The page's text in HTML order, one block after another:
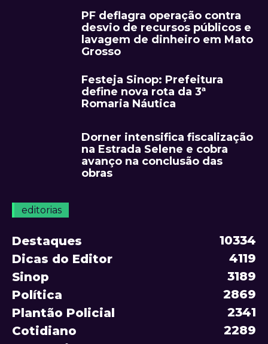
PF deflagra operação contra
desvio de recursos públicos e
lavagem de dinheiro em Mato
Grosso
Festeja Sinop: Prefeitura
define nova rota da 3ª
Romaria Náutica
Dorner intensifica fiscalização
na Estrada Selene e cobra
avanço na conclusão das
obras
editorias
Destaques
10334
Dicas do Editor
4119
Sinop
3189
Política
2869
Plantão Policial
2341
Cotidiano
2289